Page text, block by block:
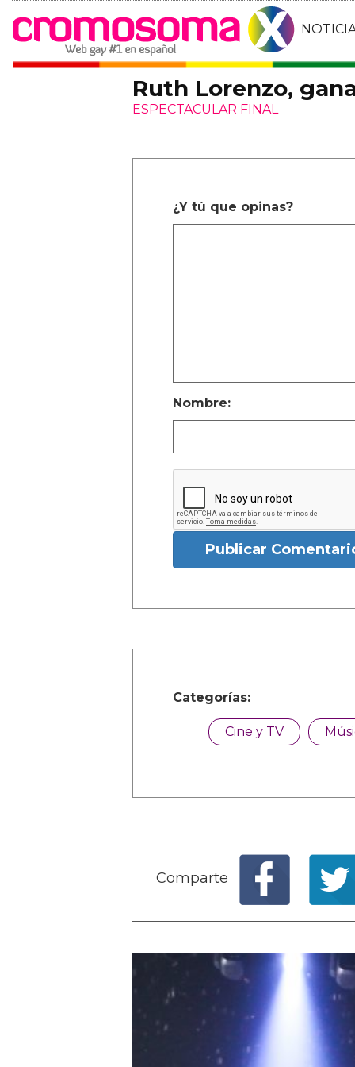
Ruth Lorenzo,
ESPECTACULAR FINAL
¿Y tú que opinas?
Nombre:
Publicar
Categorías:
Cine y TV
Comparte